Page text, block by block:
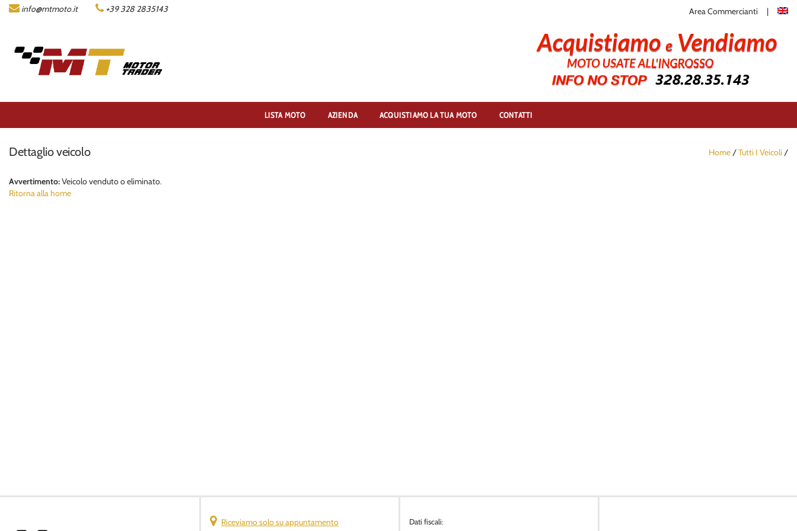
LISTA MOTO
AZIENDA
AREA COMMERCIANTI
ENGLISH
info@mtmoto.it +39 328 2835143 Area Commercianti
LISTA MOTO AZIENDA ACQUISTIAMO LA TUA MOTO CONTATTI
Dettaglio veicolo Home /Tutti I Veicoli /
Avvertimento:Veicolo venduto o eliminato.
Ritorna alla home
Riceviamo solo su appuntamento
Dati fiscali: